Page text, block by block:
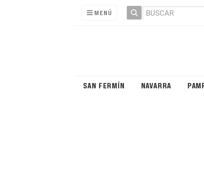
MENÚ
SAN FERMÍN NAVARRA